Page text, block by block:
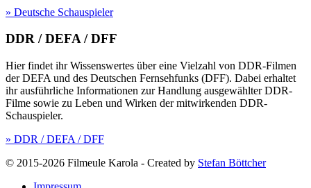
» Deutsche Schauspieler
DDR / DEFA / DFF
Hier findet ihr Wissenswertes über eine Vielzahl von DDR-Filmen
der DEFA und des Deutschen Fernsehfunks (DFF). Dabei erhaltet
ihr ausführliche Informationen zur Handlung ausgewählter DDR-
Filme sowie zu Leben und Wirken der mitwirkenden DDR-
Schauspieler.
» DDR / DEFA / DFF
© 2015-2026 Filmeule Karola - Created by Stefan Böttcher